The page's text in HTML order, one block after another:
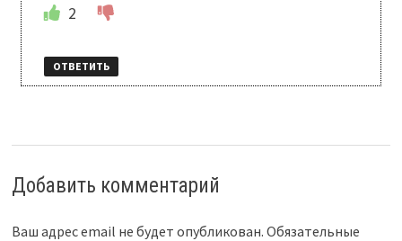
2
ОТВЕТИТЬ
Добавить комментарий
Ваш адрес email не будет опубликован. Обязательные